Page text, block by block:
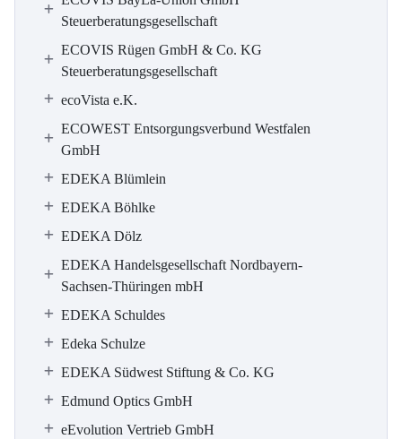
Steuerberatungsgesellschaft
ECOVIS Rügen GmbH & Co. KG
Steuerberatungsgesellschaft
ecoVista e.K.
ECOWEST Entsorgungsverbund Westfalen
GmbH
EDEKA Blümlein
EDEKA Böhlke
EDEKA Dölz
EDEKA Handelsgesellschaft Nordbayern-
Sachsen-Thüringen mbH
EDEKA Schuldes
Edeka Schulze
EDEKA Südwest Stiftung & Co. KG
Edmund Optics GmbH
eEvolution Vertrieb GmbH